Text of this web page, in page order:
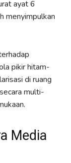
ayat 6
menyimpulkan
pikir hitam-
di ruang
multi-
Media